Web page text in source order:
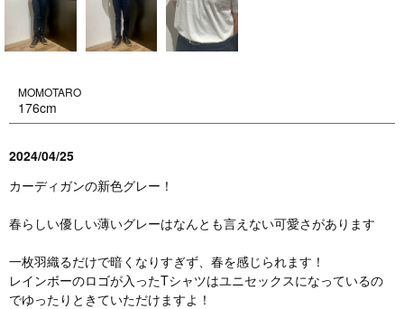
MOMOTARO
176cm
2024/04/25
カーディガンの新色グレー！
春らしい優しい薄いグレーはなんとも言えない可愛さがあります
一枚羽織るだけで暗くなりすぎず、春を感じられます！
レインボーのロゴが入ったTシャツはユニセックスになっているの
でゆったりときていただけますよ！